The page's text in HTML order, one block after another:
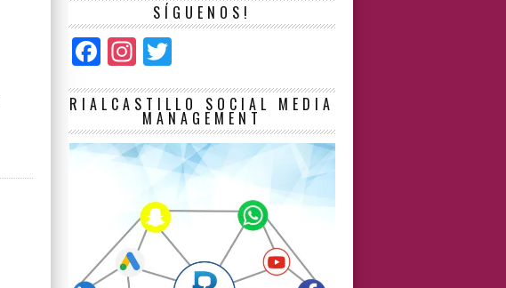
SÍGUENOS!
Facebook
Instagram
RIALCASTILLO SOCIAL MEDIA
MANAGEMENT